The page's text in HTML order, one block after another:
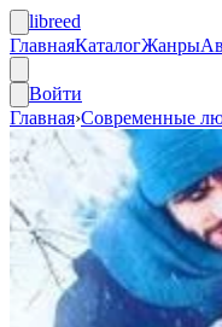
libreed
ГлавнаяКаталогЖанры
Войти
Главная›Современные